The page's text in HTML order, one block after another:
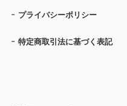
プライバシーポリシー
特定商取引法に基づく表記